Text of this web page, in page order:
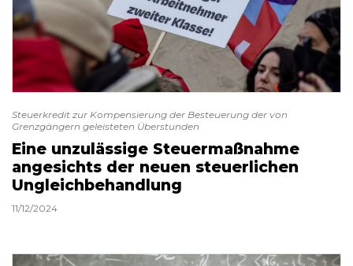
Steuerkredit zur Kompensierung der Besteuerung der von
Grenzgängern geleisteten Überstunden
Eine unzulässige Steuermaßnahme
angesichts der neuen steuerlichen
Ungleichbehandlung
11/12/2024